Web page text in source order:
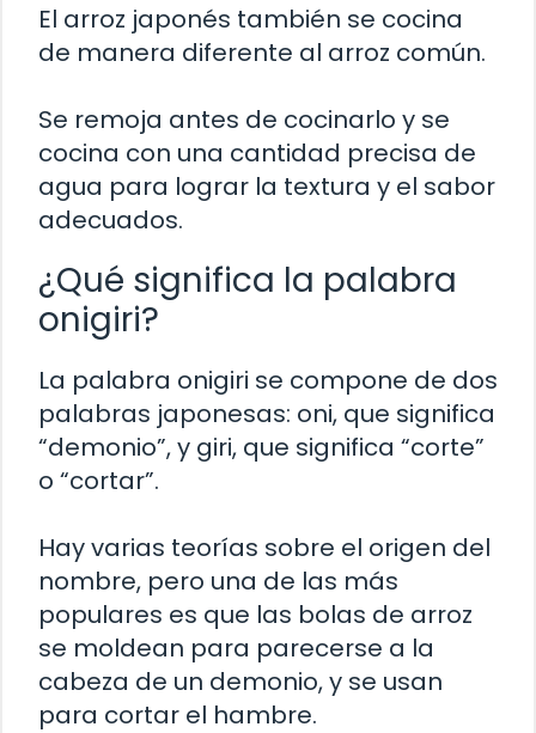
El arroz japonés también se cocina
de manera diferente al arroz común.
Se remoja antes de cocinarlo y se
cocina con una cantidad precisa de
agua para lograr la textura y el sabor
adecuados.
¿Qué significa la palabra
onigiri?
La palabra onigiri se compone de dos
palabras japonesas: oni, que significa
“demonio”, y giri, que significa “corte”
o “cortar”.
Hay varias teorías sobre el origen del
nombre, pero una de las más
populares es que las bolas de arroz
se moldean para parecerse a la
cabeza de un demonio, y se usan
para cortar el hambre.